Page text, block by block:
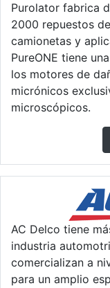
Purolator fabrica
2000 repuestos
camionetas y
PureONE tiene
los motores de
micrónicos
microscópicos.
AC Delco tiene
industria
comercializan a
para un amplio